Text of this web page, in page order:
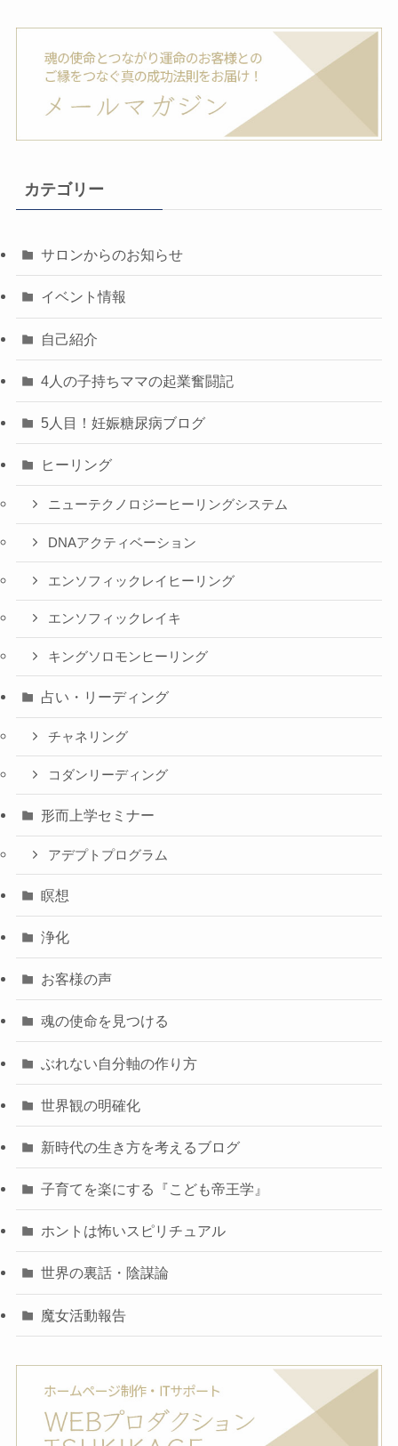
カテゴリー
サロンからのお知らせ
イベント情報
自己紹介
4人の子持ちママの起業奮闘記
5人目！妊娠糖尿病ブログ
ヒーリング
ニューテクノロジーヒーリングシステム
DNAアクティベーション
エンソフィックレイヒーリング
エンソフィックレイキ
キングソロモンヒーリング
占い・リーディング
チャネリング
コダンリーディング
形而上学セミナー
アデプトプログラム
瞑想
浄化
お客様の声
魂の使命を見つける
ぶれない自分軸の作り方
世界観の明確化
新時代の生き方を考えるブログ
子育てを楽にする『こども帝王学』
ホントは怖いスピリチュアル
世界の裏話・陰謀論
魔女活動報告